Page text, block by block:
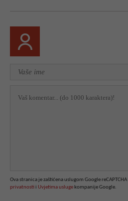
Ova stranica je zaštićena uslugom Google
privatnosti i Uvjetima usluge kompanije Google.